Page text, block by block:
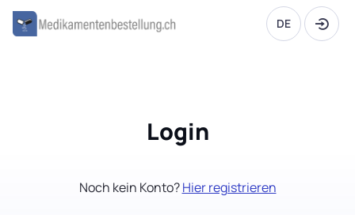
DE
Login
Noch kein Konto?Hier registrieren